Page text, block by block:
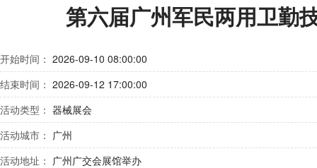
第六届广州军民两用卫勤
开始时间： 2026-09-10 08:00:00
结束时间： 2026-09-12 17:00:00
活动类型： 器械展会
活动城市： 广州
活动地址： 广州广交会展馆举办